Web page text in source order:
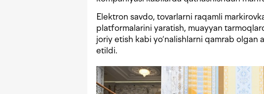
Elektron savdo, tovarlarni raqamli
platformalarini yaratish, muayyan
joriy etish kabi yo‘nalishlarni qamrab
etildi.